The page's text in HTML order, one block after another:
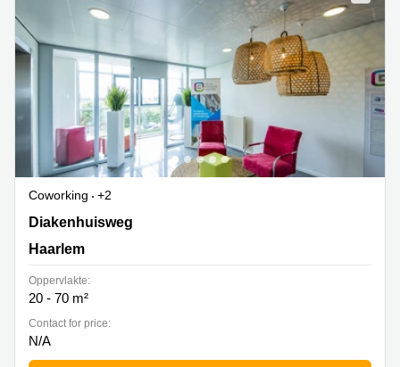
Coworking
+2
Diakenhuisweg 39, Haarlem
Diakenhuisweg
Haarlem
Oppervlakte:
20 - 70 m²
Contact for price:
N/A